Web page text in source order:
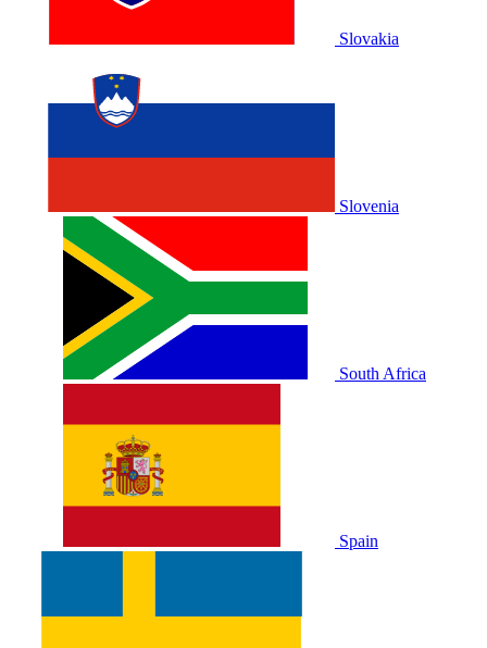
Slovakia
Slovenia
South Africa
Spain